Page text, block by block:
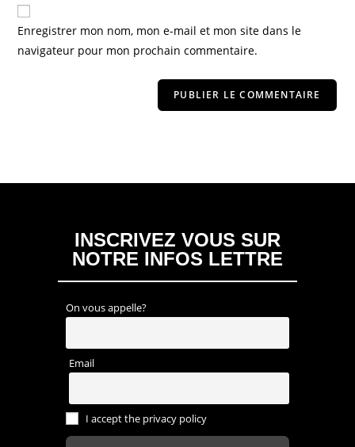
Enregistrer mon nom, mon e-mail et mon site dans le
navigateur pour mon prochain commentaire.
INSCRIVEZ VOUS SUR
NOTRE INFOS LETTRE
On vous appelle?
Email
I accept the privacy policy